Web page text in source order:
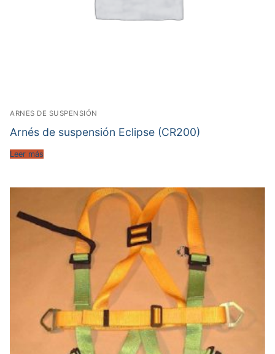
ARNES DE SUSPENSIÓN
Arnés de suspensión Eclipse (CR200)
Leer más